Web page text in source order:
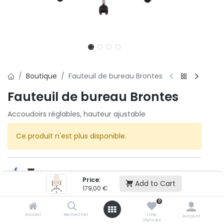
Price:
179,00 € Add to Cart
Accueil Rechercher
0
Liste
d'envies
Account
Boutique Fauteuil de bureau Brontes
Fauteuil de bureau Brontes
Accoudoirs réglables, hauteur ajustable
Ce produit n'est plus disponible.
Cet article n'est plus disponible.